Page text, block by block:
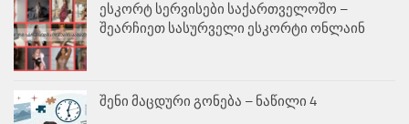
ესკორტ სერვისები საქართველოშო –
შეარჩიეთ სასურველი ესკორტი ონლაინ
შენი მაცდური გონება – ნაწილი 4